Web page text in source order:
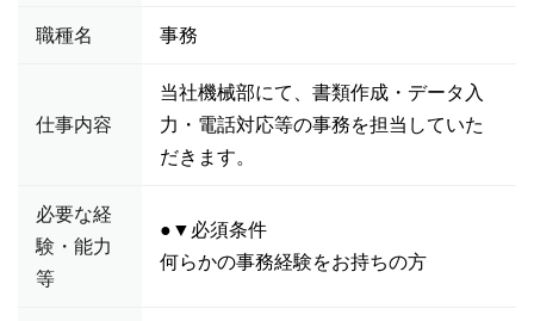
職種名 事務
仕事内容
当社機械部にて、書類作成・データ入
力・電話対応等の事務を担当していた
だきます。
必要な経
験・能力
等
●▼必須条件
何らかの事務経験をお持ちの方